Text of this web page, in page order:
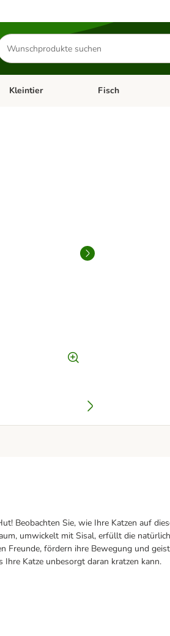
Zubehör
Kategorie-Menü öffnen: Hundefutter &
Kleintier Kategorie-Menü
Fisch
Beobachten Sie, wie Ihre Katzen auf
umwickelt mit Sisal, erfüllt die
Freunde, fördern ihre Bewegung und
Katze unbesorgt daran kratzen kann.